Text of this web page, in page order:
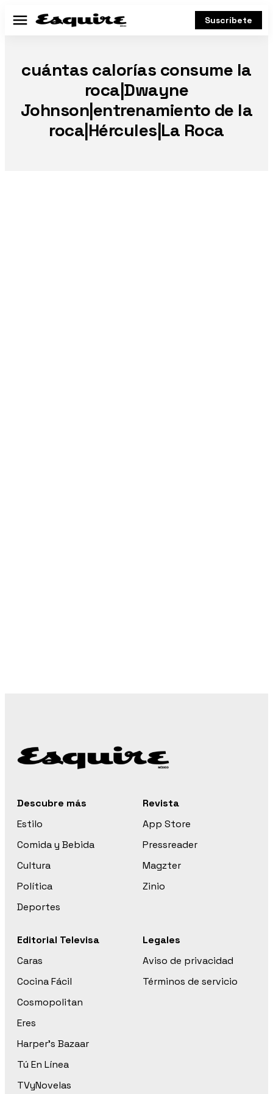
Menú Suscríbete
cuántas calorías consume la
roca|Dwayne
Johnson|entrenamiento de la
roca|Hércules|La Roca
Descubre más
Estilo
Comida y Bebida
Cultura
Política
Deportes
Revista
App Store
Pressreader
Magzter
Zinio
Editorial Televisa
Caras
Cocina Fácil
Cosmopolitan
Eres
Harper’s Bazaar
Tú En Línea
TVyNovelas
Legales
Aviso de privacidad
Términos de servicio